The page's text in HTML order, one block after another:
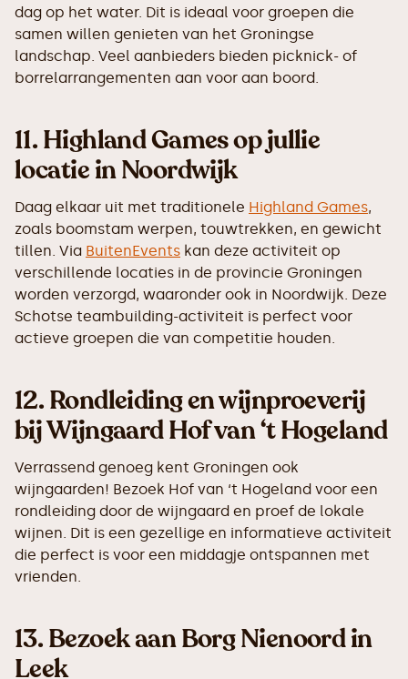
dag op het water. Dit is ideaal voor groepen die
samen willen genieten van het Groningse
landschap. Veel aanbieders bieden picknick- of
borrelarrangementen aan voor aan boord.
11.Highland Games op jullie
locatie in Noordwijk
Daag elkaar uit met traditionele Highland Games,
zoals boomstam werpen, touwtrekken, en gewicht
tillen. Via BuitenEvents kan deze activiteit op
verschillende locaties in de provincie Groningen
worden verzorgd, waaronder ook in Noordwijk. Deze
Schotse teambuilding-activiteit is perfect voor
actieve groepen die van competitie houden.
12.Rondleiding en wijnproeverij
bij Wijngaard Hof van ‘t Hogeland
Verrassend genoeg kent Groningen ook
wijngaarden! Bezoek Hof van ‘t Hogeland voor een
rondleiding door de wijngaard en proef de lokale
wijnen. Dit is een gezellige en informatieve activiteit
die perfect is voor een middagje ontspannen met
vrienden.
13.Bezoek aan Borg Nienoord in
Leek